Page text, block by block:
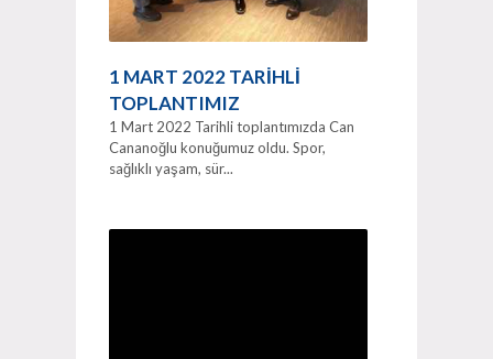
1 MART 2022 TARİHLİ
TOPLANTIMIZ
1 Mart 2022 Tarihli toplantımızda Can
Cananoğlu konuğumuz oldu. Spor,
sağlıklı yaşam, sür...